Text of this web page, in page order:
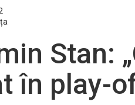
Stan:
în play-